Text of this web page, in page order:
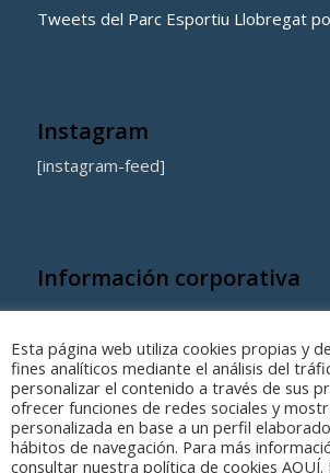
Tweets del Parc Esportiu Llobregat
Instagram
[instagram-feed]
Información corporativa
Quienes somos
Coste de los equipamientos y servicios
Esta página web utiliza cookies propias y
fines analíticos mediante el análisis del
personalizar el contenido a través de sus
ofrecer funciones de redes sociales y
personalizada en base a un perfil
hábitos de navegación. Para más
consultar nuestra política de cookies AQUÍ.